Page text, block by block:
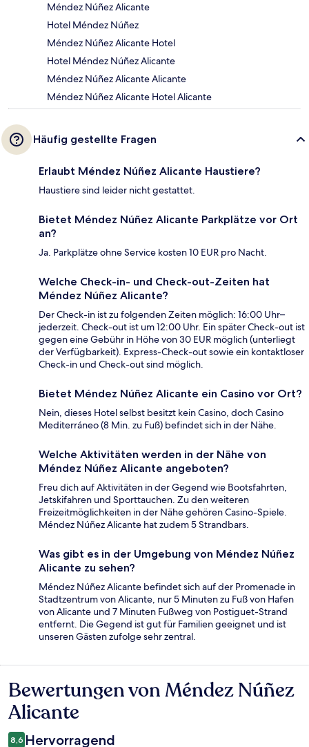
Méndez Núñez Alicante
Hotel Méndez Núñez
Méndez Núñez Alicante Hotel
Hotel Méndez Núñez Alicante
Méndez Núñez Alicante Alicante
Méndez Núñez Alicante Hotel Alicante
Häufig gestellte Fragen
Erlaubt Méndez Núñez Alicante Haustiere?
Haustiere sind leider nicht gestattet.
Bietet Méndez Núñez Alicante Parkplätze vor Ort
an?
Ja. Parkplätze ohne Service kosten 10 EUR pro Nacht.
Welche Check-in- und Check-out-Zeiten hat
Méndez Núñez Alicante?
Der Check-in ist zu folgenden Zeiten möglich: 16:00 Uhr–
jederzeit. Check-out ist um 12:00 Uhr. Ein später Check-out ist
gegen eine Gebühr in Höhe von 30 EUR möglich (unterliegt
der Verfügbarkeit). Express-Check-out sowie ein kontaktloser
Check-in und Check-out sind möglich.
Bietet Méndez Núñez Alicante ein Casino vor Ort?
Nein, dieses Hotel selbst besitzt kein Casino, doch Casino
Mediterráneo (8 Min. zu Fuß) befindet sich in der Nähe.
Welche Aktivitäten werden in der Nähe von
Méndez Núñez Alicante angeboten?
Freu dich auf Aktivitäten in der Gegend wie Bootsfahrten,
Jetskifahren und Sporttauchen. Zu den weiteren
Freizeitmöglichkeiten in der Nähe gehören Casino-Spiele.
Méndez Núñez Alicante hat zudem 5 Strandbars.
Was gibt es in der Umgebung von Méndez Núñez
Alicante zu sehen?
Méndez Núñez Alicante befindet sich auf der Promenade in
Stadtzentrum von Alicante, nur 5 Minuten zu Fuß von Hafen
von Alicante und 7 Minuten Fußweg von Postiguet-Strand
entfernt. Die Gegend ist gut für Familien geeignet und ist
unseren Gästen zufolge sehr zentral.
Bewertungen
Bewertungen von Méndez Núñez
Alicante
8,6 Hervorragend